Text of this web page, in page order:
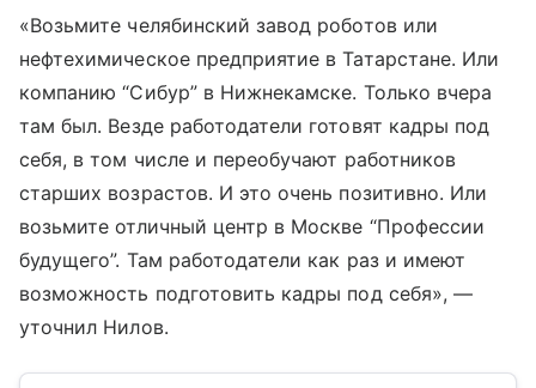
«Возьмите челябинский завод роботов или
нефтехимическое предприятие в Татарстане. Или
компанию “Сибур” в Нижнекамске. Только вчера
там был. Везде работодатели готовят кадры под
себя, в том числе и переобучают работников
старших возрастов. И это очень позитивно. Или
возьмите отличный центр в Москве “Профессии
будущего”. Там работодатели как раз и имеют
возможность подготовить кадры под себя», —
уточнил Нилов.